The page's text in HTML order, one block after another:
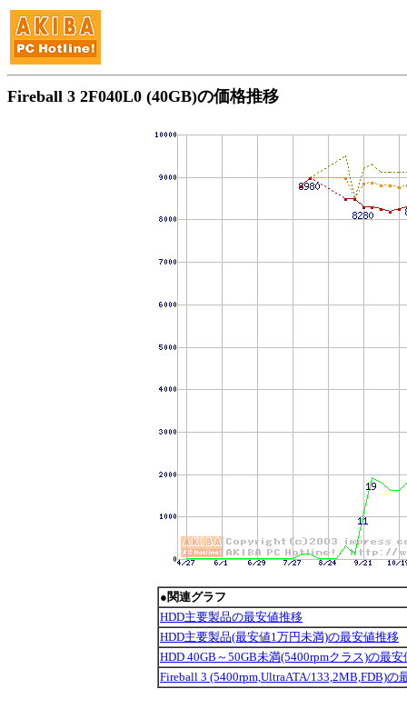
Fireball 3 2F040L0 (40GB)の価格推移
●関連グラフ
HDD主要製品の最安値推移
HDD主要製品(最安値1万円未満)の最安値推移
HDD 40GB～50GB未満(5400rpmクラス)の最安
Fireball 3 (5400rpm,UltraATA/133,2MB,FDB)の